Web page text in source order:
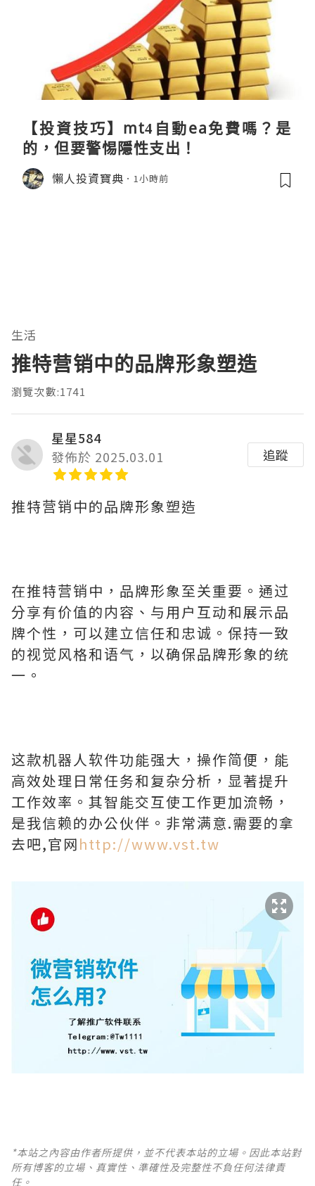
【投資技巧】mt4自動ea免費嗎？是
的，但要警惕隱性支出！
懶人投資寶典 1小時前
生活
推特营销中的品牌形象塑造
瀏覽次數:1741
星星584
發佈於 2025.03.01
追蹤
推特营销中的品牌形象塑造
在推特营销中，品牌形象至关重要。通过
分享有价值的内容、与用户互动和展示品
牌个性，可以建立信任和忠诚。保持一致
的视觉风格和语气，以确保品牌形象的统
一。
这款机器人软件功能强大，操作简便，能
高效处理日常任务和复杂分析，显著提升
工作效率。其智能交互使工作更加流畅，
是我信赖的办公伙伴。非常满意.需要的拿
去吧,官网http://www.vst.tw
*本站之內容由作者所提供，並不代表本站的立場。因此本站對
所有博客的立場、真實性、準確性及完整性不負任何法律責
任。